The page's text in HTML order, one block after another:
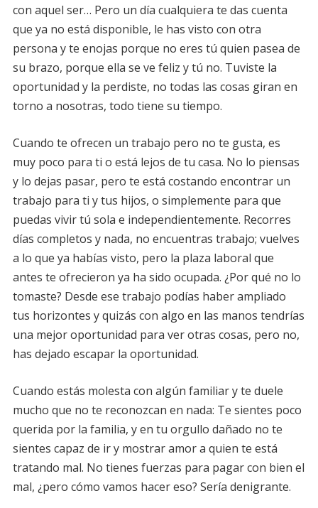
con aquel ser… Pero un día cualquiera te das cuenta
que ya no está disponible, le has visto con otra
persona y te enojas porque no eres tú quien pasea de
su brazo, porque ella se ve feliz y tú no. Tuviste la
oportunidad y la perdiste, no todas las cosas giran en
torno a nosotras, todo tiene su tiempo.
Cuando te ofrecen un trabajo pero no te gusta, es
muy poco para ti o está lejos de tu casa. No lo piensas
y lo dejas pasar, pero te está costando encontrar un
trabajo para ti y tus hijos, o simplemente para que
puedas vivir tú sola e independientemente. Recorres
días completos y nada, no encuentras trabajo; vuelves
a lo que ya habías visto, pero la plaza laboral que
antes te ofrecieron ya ha sido ocupada. ¿Por qué no lo
tomaste? Desde ese trabajo podías haber ampliado
tus horizontes y quizás con algo en las manos tendrías
una mejor oportunidad para ver otras cosas, pero no,
has dejado escapar la oportunidad.
Cuando estás molesta con algún familiar y te duele
mucho que no te reconozcan en nada: Te sientes poco
querida por la familia, y en tu orgullo dañado no te
sientes capaz de ir y mostrar amor a quien te está
tratando mal. No tienes fuerzas para pagar con bien el
mal, ¿pero cómo vamos hacer eso? Sería denigrante.